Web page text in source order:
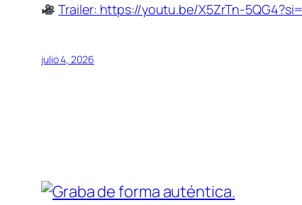
Trailer: https://youtu.be/X5ZrTn-
julio 4, 2026